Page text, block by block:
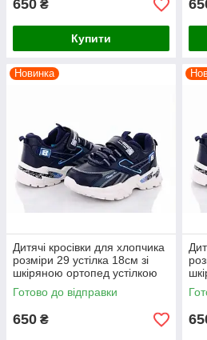
650 ₴
Купити
Новинка
Дитячі кросівки для хлопчика
розміри 29 устілка 18см зі
шкіряною ортопед устілкою
ВВТ сині
Готово до відправки
650 ₴
ВВТ